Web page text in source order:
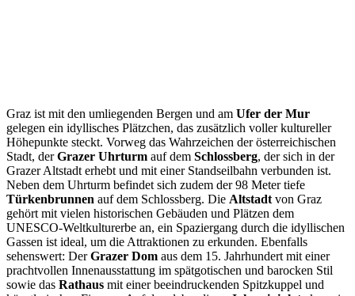
Graz ist mit den umliegenden Bergen und am Ufer der Mur
gelegen ein idyllisches Plätzchen, das zusätzlich voller kultureller
Höhepunkte steckt. Vorweg das Wahrzeichen der österreichischen
Stadt, derGrazer Uhrturm auf dem Schlossberg, der sich in der
Grazer Altstadt erhebt und mit einer Standseilbahn verbunden ist.
Neben dem Uhrturm befindet sich zudem der 98 Meter tiefe
Türkenbrunnen auf dem Schlossberg. Die Altstadt von Graz
gehört mit vielen historischen Gebäuden und Plätzen dem
UNESCO-Weltkulturerbe an, ein Spaziergang durch die idyllischen
Gassen ist ideal, um die Attraktionen zu erkunden. Ebenfalls
sehenswert: DerGrazer Dom aus dem 15. Jahrhundert mit einer
prachtvollen Innenausstattung im spätgotischen und barocken Stil
sowie das Rathaus mit einer beeindruckenden Spitzkuppel und